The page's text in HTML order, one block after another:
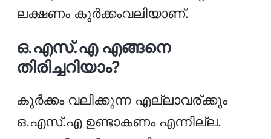
ലക്ഷണം കൂര്‍ക്കംവലിയാണ്.
ഒ.എസ്‌.എ എങ്ങനെ
തിരിച്ചറിയാം?
കൂർക്കം വലിക്കുന്ന എല്ലാവര്ക്കും
ഒ.എസ്‌.എ ഉണ്ടാകണം എന്നില്ല.